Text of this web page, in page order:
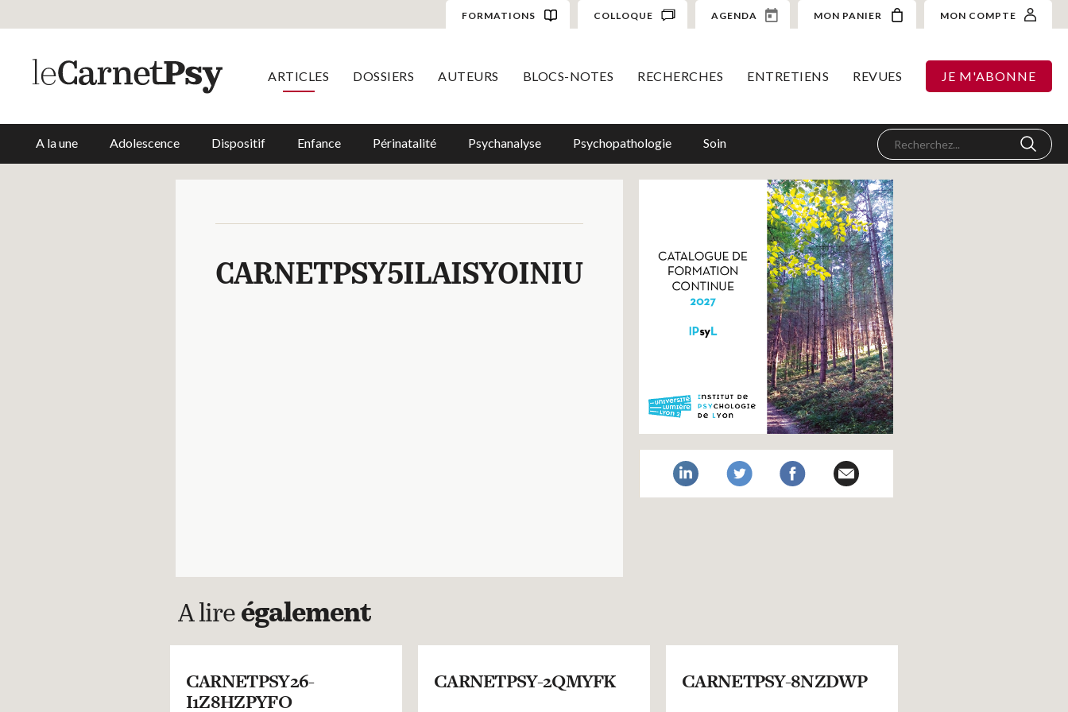
FORMATIONS COLLOQUE AGENDA MON PANIER MON COMPTE
ARTICLES DOSSIERS AUTEURS BLOCS-NOTES RECHERCHES ENTRETIENS REVUES JE M'ABONNE
A la une Adolescence Dispositif Enfance Périnatalité Psychanalyse Psychopathologie Soin
CARNETPSY5ILAISYOINIU
A lire également
CARNETPSY26-
I1Z8HZPYFO
CARNETPSY-2QMYFK CARNETPSY-8NZDWP